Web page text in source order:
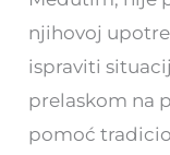
njihovoj
ispraviti
prelaskom na
pomoć